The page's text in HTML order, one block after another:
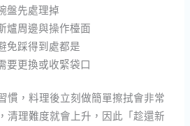
盤先處理掉
爐周邊與操作檯面
免踩得到處都是
要更換或收緊袋口
慣，料理後立刻做簡單擦拭會非常
清理難度就會上升，因此「趁還新